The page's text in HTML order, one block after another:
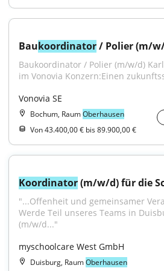
Baukoordinator / Polier (m/
Baukoordinator / Polier (m/w/d)
im Vonovia Konzern:Einen
Vonovia SE
Bochum, RaumOberhausen
Von 43.400,00 € bis 89.900,00 €
Koordinator (m/w/d) für die
"...Offenheit und gemeinsamer
Werde Teil unseres Teams in
(m/w/d..."
myschoolcare West GmbH
Duisburg, RaumOberhausen